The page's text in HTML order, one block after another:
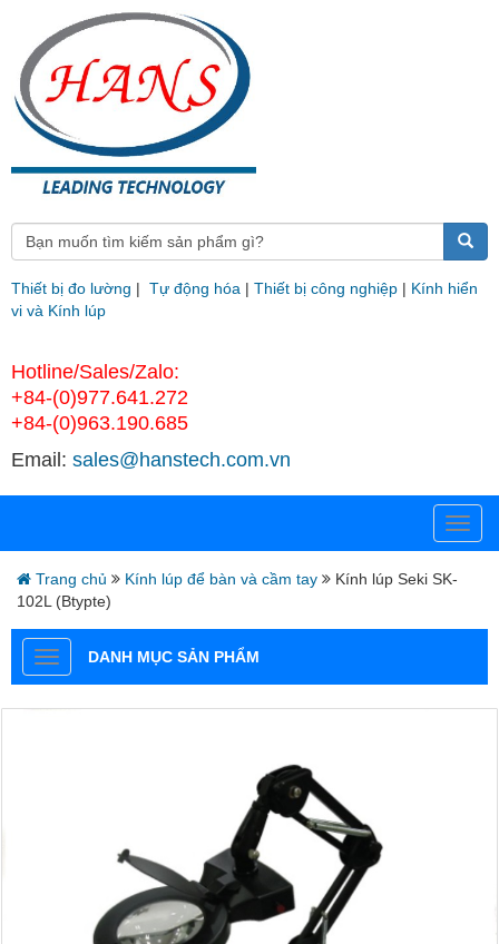
Thiết bị đo lường | Tự động hóa | Thiết bị công nghiệp | Kính hiển
vi và Kính lúp
Hotline/Sales/Zalo:
+84-(0)977.641.272
+84-(0)963.190.685
Email: sales@hanstech.com.vn
Trang chủ Kính lúp để bàn và cầm tay
Kính lúp Seki SK-
102L (Btypte)
DANH MỤC SẢN PHẨM